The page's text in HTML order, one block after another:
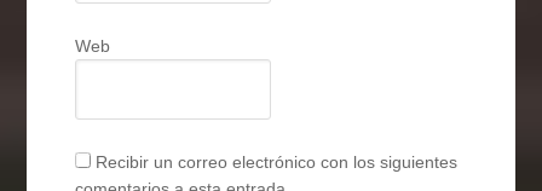
Web
Recibir un correo electrónico con los siguientes